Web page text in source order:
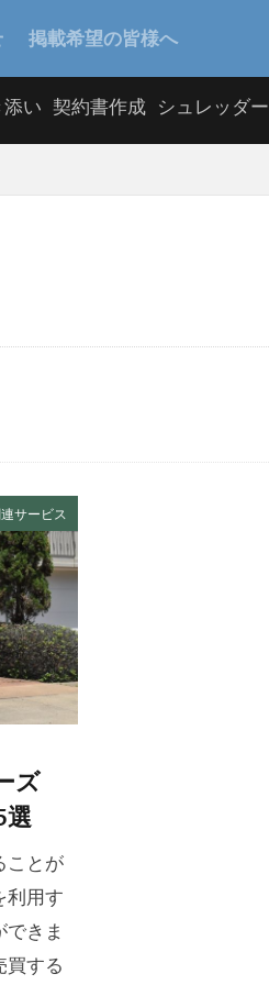
掲載希望の皆様へ
い 契約書作成 シュレッダー
サービス
ズ
選
ことが
利用す
きま
買する